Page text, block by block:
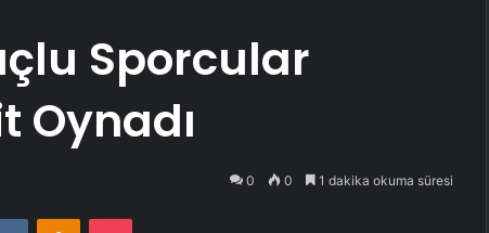
Sporcular
Oynadı
0 0 1 dakika okuma süresi
VKontakteOdnoklassniki
Pocket